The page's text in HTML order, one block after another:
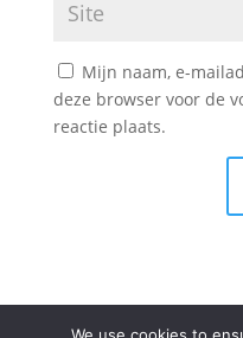
Mijn naam, e-
deze browser voor de
reactie plaats.